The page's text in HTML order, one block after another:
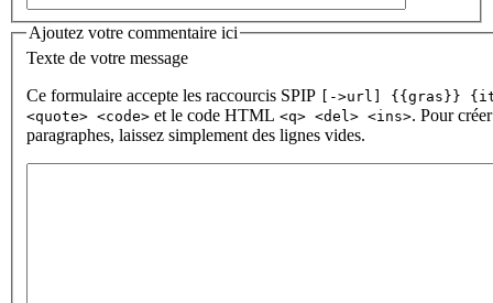
Ajoutez votre commentaire ici
Texte de votre message
Ce formulaire accepte les raccourcis SPIP
[->url] {{gras}}
<quote> <code> et le code HTML <q> <del> <ins>. Pour
paragraphes, laissez simplement des lignes vides.